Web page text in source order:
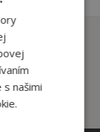
našimi